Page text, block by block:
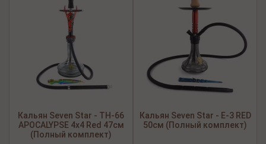
Кальян Seven Star - TH-66
APOCALYPSE 4x4 Red 47см
(Полный комплект)
Кальян Seven Star - E-3 RED
50см (Полный комплект)